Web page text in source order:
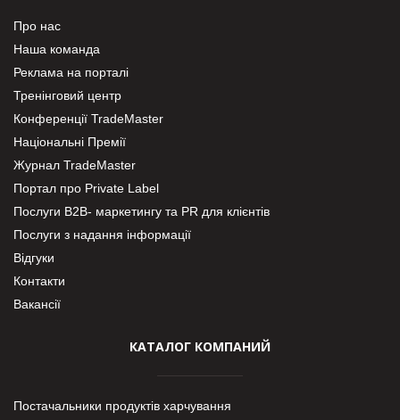
Про нас
Наша команда
Реклама на порталі
Тренінговий центр
Конференції TradeMaster
Національні Премії
Журнал TradeMaster
Портал про Private Label
Послуги В2В- маркетингу та PR для клієнтів
Послуги з надання інформації
Відгуки
Контакти
Вакансії
КАТАЛОГ КОМПАНИЙ
Постачальники продуктів харчування